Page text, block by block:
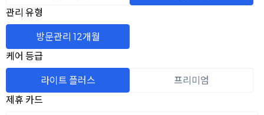
관리 유형
방문관리 12개월
케어 등급
라이트 플러스
프리미엄
제휴 카드